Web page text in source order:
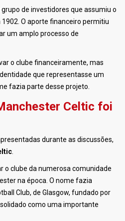
de investidores que assumiu o
O aporte financeiro permitiu
um amplo processo de
o clube financeiramente, mas
que representasse um
fazia parte desse projeto.
Celtic foi
durante as discussões,
o clube da numerosa comunidade
na época. O nome fazia
Club, de Glasgow, fundado por
como uma importante